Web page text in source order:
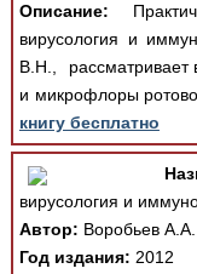
Описание:
вирусология и
В.Н., рассматривает
и микрофлоры
книгу бесплатно
вирусология и
Автор: Воробьев А.А.
Год издания: 2012